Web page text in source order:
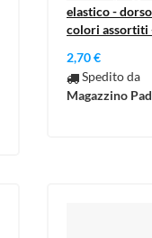
elastico -
colori assortiti
2,70 €
Spedito da
Magazzino